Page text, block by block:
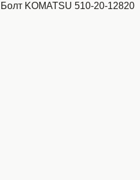
Болт KOMATSU 510-20-12820